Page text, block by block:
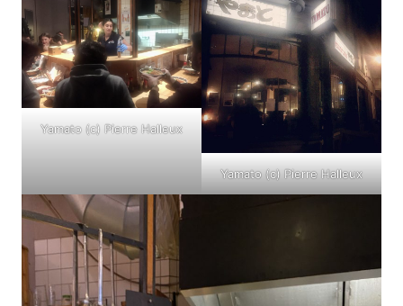
Yamato (c) Pierre Halleux
Yamato (c) Pierre Halleux